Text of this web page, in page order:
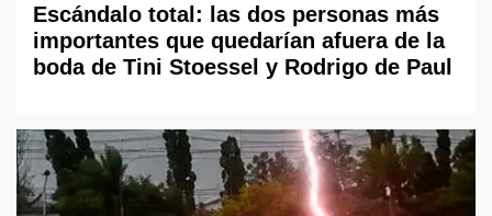
Escándalo total: las dos personas más
importantes que quedarían afuera de la
boda de Tini Stoessel y Rodrigo de Paul